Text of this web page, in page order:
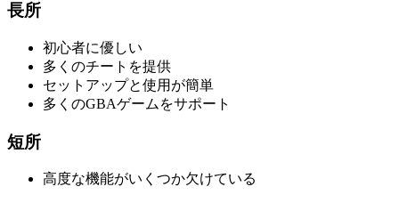
長所
初心者に優しい
多くのチートを提供
セットアップと使用が簡単
多くのGBAゲームをサポート
短所
高度な機能がいくつか欠けている